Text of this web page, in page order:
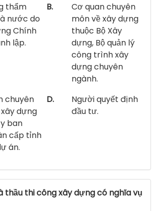
thẩm
nước do
Chính
lập.
B.
Cơ quan chuyên
môn về xây dựng
thuộc Bộ Xây
dựng, Bộ quản lý
công trình xây
dựng chuyên
ngành.
chuyên
dựng
ban
cấp tỉnh
án.
D.
Người quyết định
đầu tư.
thầu thi công xây dựng có nghĩa vụ